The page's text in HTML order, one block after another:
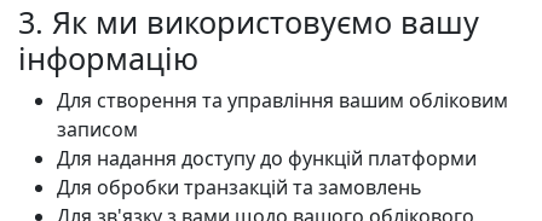
3. Як ми використовуємо вашу
інформацію
Для створення та управління вашим обліковим
записом
Для надання доступу до функцій платформи
Для обробки транзакцій та замовлень